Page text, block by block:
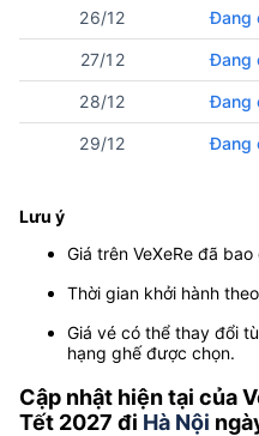
26/12 Đang
27/12 Đang
28/12 Đang
29/12 Đang
Lưu ý
Giá trên VeXeRe đã
Thời gian khởi hành
Giá vé có thể thay đổi
hạng ghế được chọn.
Cập nhật hiện tại của
Tết 2027 đi Hà Nội